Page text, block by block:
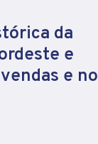
da
e
e no